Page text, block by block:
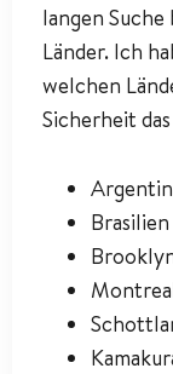
langen
Länder. Ich
welchen
Sicherheit
Brasilien